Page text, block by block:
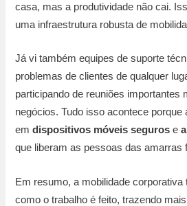
casa, mas a produtividade não cai.
uma infraestrutura robusta de
Já vi também equipes de suporte
problemas de clientes de qualquer
participando de reuniões importantes
negócios. Tudo isso acontece
emdispositivos móveis seguros e
que liberam as pessoas das amarras
Em resumo, a mobilidade
como o trabalho é feito, trazendo